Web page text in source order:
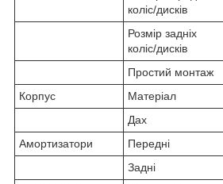
коліс/дисків
Розмір задніх
коліс/дисків
Простий монтаж
Корпус
Матеріал
Дах
Амортизатори
Передні
Задні